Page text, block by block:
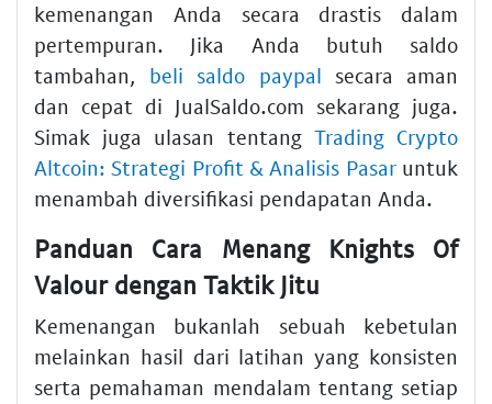
kemenangan Anda secara drastis dalam
pertempuran. Jika Anda butuh saldo
tambahan, beli saldo paypal secara aman
dan cepat di JualSaldo.com sekarang juga.
Simak juga ulasan tentang Trading Crypto
Altcoin: Strategi Profit & Analisis Pasaruntuk
menambah diversifikasi pendapatan Anda.
Panduan Cara Menang Knights Of
Valour dengan Taktik Jitu
Kemenangan bukanlah sebuah kebetulan
melainkan hasil dari latihan yang konsisten
serta pemahaman mendalam tentang setiap